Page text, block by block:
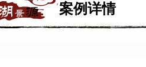
案例详情